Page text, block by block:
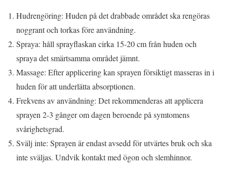
Hudrengöring: Huden på det drabbade området ska rengöras
noggrant och torkas före användning.
Spraya: håll sprayflaskan cirka 15-20 cm från huden och
spraya det smärtsamma området jämnt.
Massage: Efter applicering kan sprayen försiktigt masseras in i
huden för att underlätta absorptionen.
Frekvens av användning: Det rekommenderas att applicera
sprayen 2-3 gånger om dagen beroende på symtomens
svårighetsgrad.
Svälj inte: Sprayen är endast avsedd för utvärtes bruk och ska
inte sväljas. Undvik kontakt med ögon och slemhinnor.